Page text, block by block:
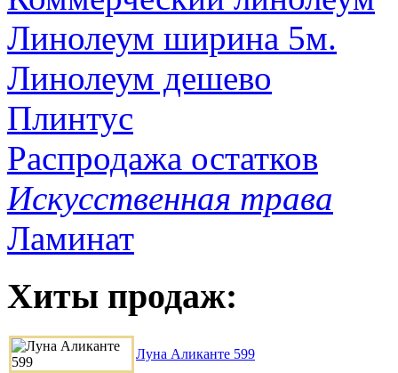
Линолеум ширина 5м.
Линолеум дешево
Плинтус
Распродажа остатков
Искусственная трава
Ламинат
Хиты продаж:
Луна Аликанте 599